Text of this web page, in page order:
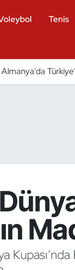
Tenis